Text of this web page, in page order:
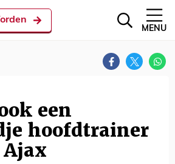
MENU
een
hoofdtrainer
Ajax